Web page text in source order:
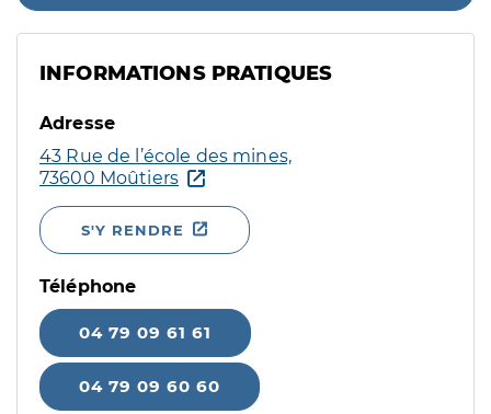
INFORMATIONS PRATIQUES
Adresse
43 Rue de l’école des mines,
73600 Moûtiers
S'Y RENDRE
Téléphone
04 79 09 61 61
04 79 09 60 60